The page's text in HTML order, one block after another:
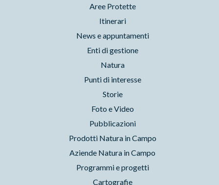
Aree Protette
Itinerari
News e appuntamenti
Enti di gestione
Natura
Punti di interesse
Storie
Foto e Video
Pubblicazioni
Prodotti Natura in Campo
Aziende Natura in Campo
Programmi e progetti
Cartografie